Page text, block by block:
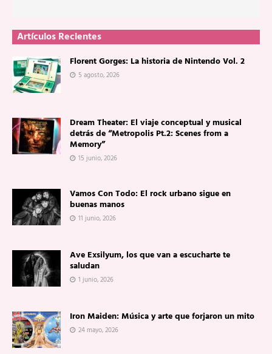
Artículos Recientes
Florent Gorges: La historia de Nintendo Vol. 2
5 agosto, 2026
Dream Theater: El viaje conceptual y musical
detrás de “Metropolis Pt.2: Scenes from a
Memory”
15 junio, 2026
Vamos Con Todo: El rock urbano sigue en
buenas manos
11 junio, 2026
Ave Exsilyum, los que van a escucharte te
saludan
1 junio, 2026
Iron Maiden: Música y arte que forjaron un mito
24 mayo, 2026